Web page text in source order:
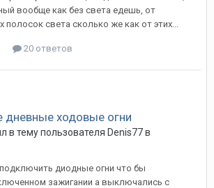
вообще как без света едешь, от
полосок света сколько же как от этих...
20 ответов
дневные ходовые огни
в тему пользователя Denis77в
диодные огни что бы
зажигании а выключались с